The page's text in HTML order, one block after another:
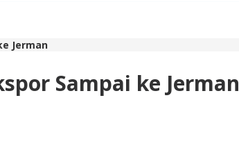
Jerman
Sampai ke Jerman